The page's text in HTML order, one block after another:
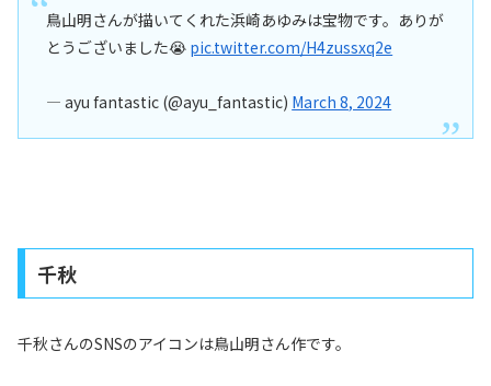
鳥山明さんが描いてくれた浜崎あゆみは宝物です。ありが
とうございました😭 pic.twitter.com/H4zussxq2e
— ayu fantastic (@ayu_fantastic) March 8, 2024
千秋
千秋さんのSNSのアイコンは鳥山明さん作です。